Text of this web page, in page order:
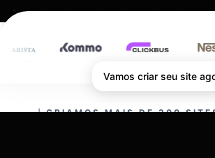
CRIAMOS MAIS DE 200
Vamos criar seu site